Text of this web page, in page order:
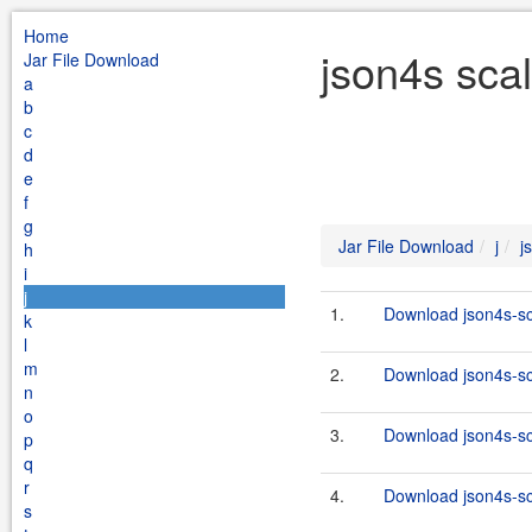
Home
Jar File Download
a
b
c
d
e
f
g
h
i
j
k
l
m
n
o
p
q
r
s
json4s
Jar File Download j
1. Download json4s-
2. Download json4s-
3. Download json4s-
4. Download json4s-